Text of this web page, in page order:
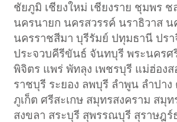
ชัยภูมิ เชียงใหม่ เชียงราย ชุมพร
นครนายก นครสวรรค์ นราธิวาส น
นครราชสีมา บุรีรัมย์ ปทุมธานี ปร
ประจวบคีรีขันธ์ จันทบุรี พระนครศ
พิจิตร แพร่ พัทลุง เพชรบุรี แม่ฮ่อง
ราชบุรี ระยอง ลพบุรี ลำพูน ลำปาง
ภูเก็ต ศรีสะเกษ สมุทรสงคราม สมุ
สงขลา สระบุรี สุพรรณบุรี สุราษฎร์